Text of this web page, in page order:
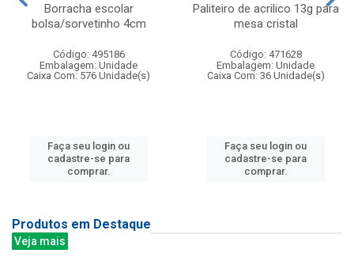
Borracha escolar
bolsa/sorvetinho 4cm
Código: 495186
Embalagem: Unidade
Caixa Com: 576 Unidade(s)
Faça seu login ou
cadastre-se para
comprar.
Paliteiro de acrilico 13g para
mesa cristal
Código: 471628
Embalagem: Unidade
Caixa Com: 36 Unidade(s)
Faça seu login ou
cadastre-se para
comprar.
Produtos em Destaque
Veja mais